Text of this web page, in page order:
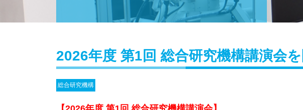
2026年度 第1回 総合研究機構講演会
総合研究機構